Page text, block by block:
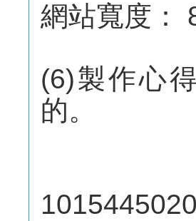
網站寬度：
(6)製作心
的。
1015445020